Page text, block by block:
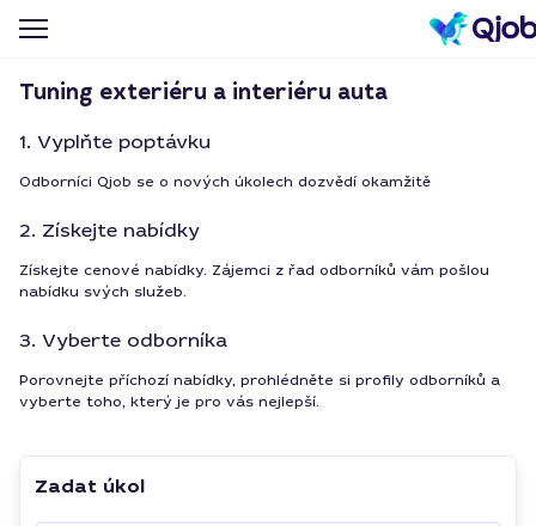
Tuning exteriéru a interiéru auta
1. Vyplňte poptávku
Odborníci Qjob se o nových úkolech dozvědí okamžitě
2. Získejte nabídky
Získejte cenové nabídky. Zájemci z řad odborníků vám pošlou
nabídku svých služeb.
3. Vyberte odborníka
Porovnejte příchozí nabídky, prohlédněte si profily odborníků a
vyberte toho, který je pro vás nejlepší.
Zadat úkol